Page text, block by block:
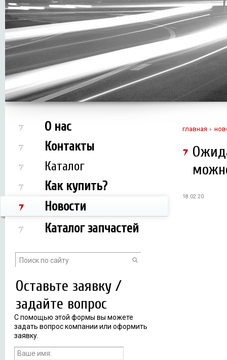
О нас
Контакты
Каталог
Как купить?
Новости
Каталог запчастей
Оставьте заявку /
задайте вопрос
С помощью этой формы вы можете
задать вопрос компании или оформить
заявку.
главная
18.02.20